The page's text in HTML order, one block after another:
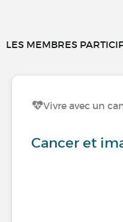
LES MEMBRES
Vivre avec un
Cancer et